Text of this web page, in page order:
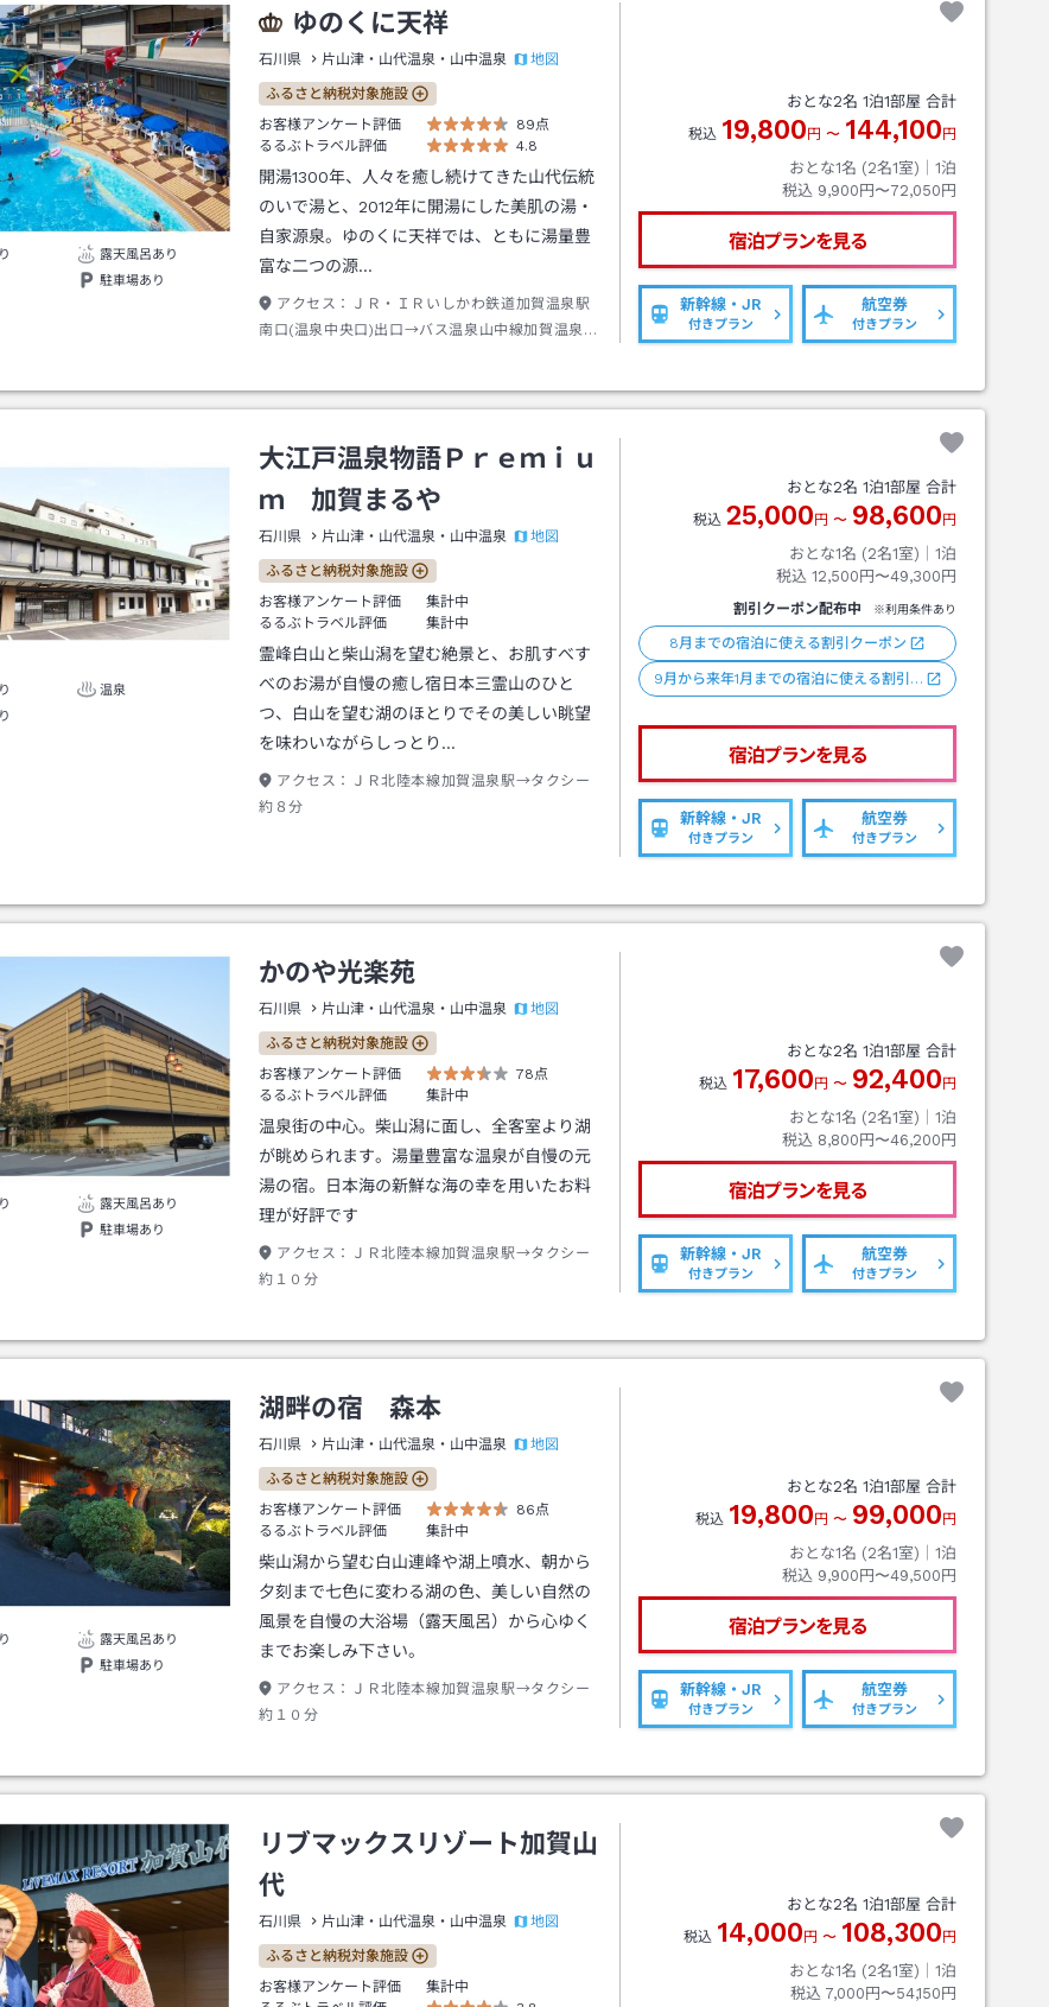
露天風呂あり
駐車場あり
ゆのくに天祥
石川県 片山津・山代温泉・山中温泉 地図
ふるさと納税対象施設
お客様アンケート評価
89点
るるぶトラベル評価
4.8
開湯1300年、人々を癒し続けてきた山代伝統
のいで湯と、2012年に開湯にした美肌の湯・
自家源泉。ゆのくに天祥では、ともに湯量豊
富な二つの源…
アクセス：
ＪＲ・ＩＲいしかわ鉄道加賀温泉駅
南口(温泉中央口)出口→バス温泉山中線加賀温泉か
おとな2名 1泊1部屋 合計
税込 19,800 円 〜 144,100 円
おとな1名 (2名1室)｜ 1泊
税込 9,900円〜72,050円
宿泊プランを見る
新幹線・JR
付きプラン
航空券
付きプラン
温泉
大江戸温泉物語Ｐｒｅｍｉｕ
ｍ 加賀まるや
石川県 片山津・山代温泉・山中温泉 地図
ふるさと納税対象施設
お客様アンケート評価
集計中
るるぶトラベル評価
集計中
霊峰白山と柴山潟を望む絶景と、お肌すべす
べのお湯が自慢の癒し宿日本三霊山のひと
つ、白山を望む湖のほとりでその美しい眺望
を味わいながらしっとり…
アクセス：
ＪＲ北陸本線加賀温泉駅→タクシー
約８分
おとな2名 1泊1部屋 合計
税込 25,000 円 〜 98,600 円
おとな1名 (2名1室)｜ 1泊
税込 12,500円〜49,300円
割引クーポン配布中 ※利用条件あり
8月までの宿泊に使える割引クーポン
9月から来年1月までの宿泊に使える割引…
宿泊プランを見る
新幹線・JR
付きプラン
航空券
付きプラン
露天風呂あり
駐車場あり
かのや光楽苑
石川県 片山津・山代温泉・山中温泉 地図
ふるさと納税対象施設
お客様アンケート評価
78点
るるぶトラベル評価
集計中
温泉街の中心。柴山潟に面し、全客室より湖
が眺められます。湯量豊富な温泉が自慢の元
湯の宿。日本海の新鮮な海の幸を用いたお料
理が好評です
アクセス：
ＪＲ北陸本線加賀温泉駅→タクシー
約１０分
おとな2名 1泊1部屋 合計
税込 17,600 円 〜 92,400 円
おとな1名 (2名1室)｜ 1泊
税込 8,800円〜46,200円
宿泊プランを見る
新幹線・JR
付きプラン
航空券
付きプラン
露天風呂あり
駐車場あり
湖畔の宿 森本
石川県 片山津・山代温泉・山中温泉 地図
ふるさと納税対象施設
お客様アンケート評価
86点
るるぶトラベル評価
集計中
柴山潟から望む白山連峰や湖上噴水、朝から
夕刻まで七色に変わる湖の色、美しい自然の
風景を自慢の大浴場（露天風呂）から心ゆく
までお楽しみ下さい。
アクセス：
ＪＲ北陸本線加賀温泉駅→タクシー
約１０分
おとな2名 1泊1部屋 合計
税込 19,800 円 〜 99,000 円
おとな1名 (2名1室)｜ 1泊
税込 9,900円〜49,500円
宿泊プランを見る
新幹線・JR
付きプラン
航空券
付きプラン
リブマックスリゾート加賀山
代
石川県 片山津・山代温泉・山中温泉 地図
ふるさと納税対象施設
お客様アンケート評価
集計中
おとな2名 1泊1部屋 合計
税込 14,000 円 〜 108,300 円
おとな1名 (2名1室)｜ 1泊
税込 7,000円〜54,150円